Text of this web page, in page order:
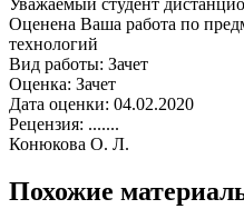
Уважаемый студент
Оценена Ваша работа по
технологий
Вид работы: Зачет
Оценка: Зачет
Дата оценки: 04.02.2020
Рецензия: .......
Конюкова О. Л.
Похожие